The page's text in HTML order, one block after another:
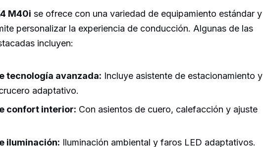
M40i se ofrece con una variedad de equipamiento estándar y
personalizar la experiencia de conducción. Algunas de las
incluyen:
tecnología avanzada: Incluye asistente de estacionamiento y
adaptativo.
confort interior: Con asientos de cuero, calefacción y ajuste
iluminación: Iluminación ambiental y faros LED adaptativos.